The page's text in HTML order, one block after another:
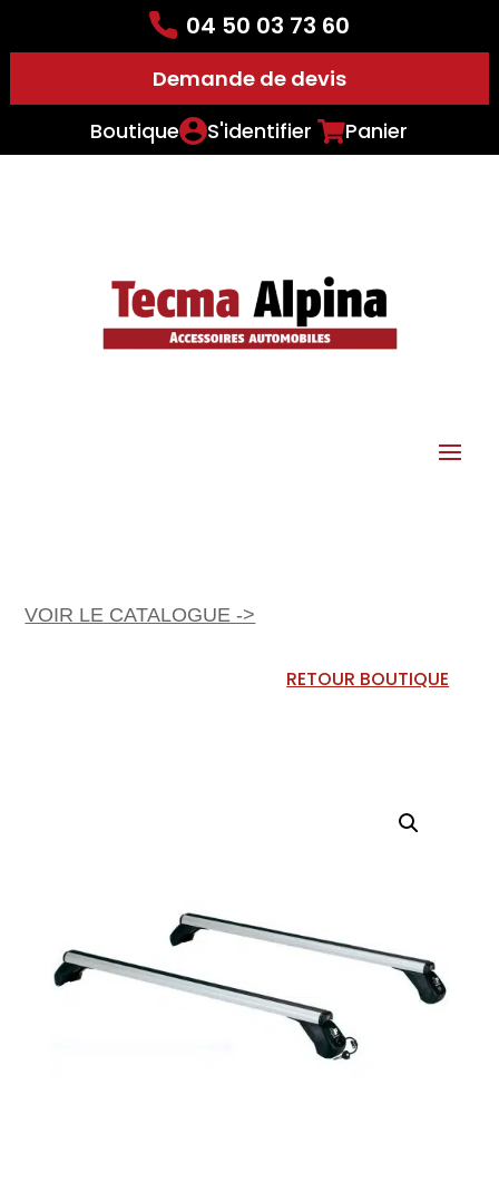
04 50 03 73 60
Demande de devis
Boutique
S'identifier Panier
VOIR LE CATALOGUE ->
RETOUR BOUTIQUE